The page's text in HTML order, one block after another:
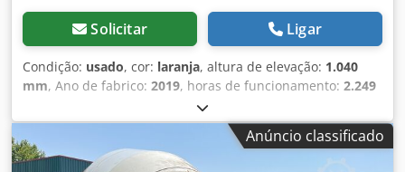
Solicitar Ligar
Condição: usado, cor: laranja, altura de elevação: 1.040
mm, Ano de fabrico: 2019, horas de funcionamento: 2.249
, Utilização: mineração Peso em vazio: 2.780 kg
Chsdpfsymmhasx Ah Eoa Carga útil: 3.500 kg Peso bruto
total: 6.280 kg Dimensões (C x L x A): 412 x 186 x 296 cm
Tipo de motor: Kubota Kubota
Anúncio classificado